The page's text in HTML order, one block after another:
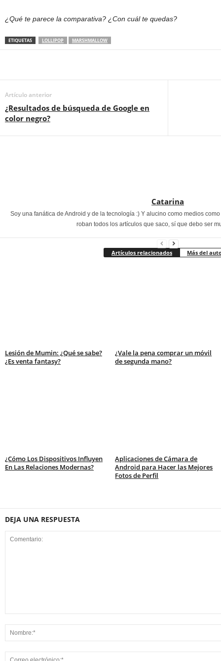
¿Qué te parece la comparativa? ¿Con cuál te quedas?
ETIQUETAS LOLLIPOP MARSHMALLOW
Artículo anterior
¿Resultados de búsqueda de Google en
color negro?
Catarina
Soy una fanática de Android y de la tecnología :) Y alucino como medios
roban todos los artículos que saco, sí que debo ser
Artículos relacionados Más del
Lesión de Mumin: ¿Qué se sabe?
¿Es venta fantasy?
¿Vale la pena comprar un móvil
de segunda mano?
¿Cómo Los Dispositivos Influyen
En Las Relaciones Modernas?
Aplicaciones de Cámara de
Android para Hacer las Mejores
Fotos de Perfil
DEJA UNA RESPUESTA